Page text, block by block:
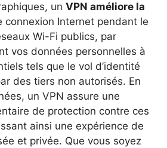
un VPN améliore la
connexion Internet pendant le
Wi-Fi publics, par
vos données personnelles à
tels que le vol d’identité
des tiers non autorisés. En
un VPN assure une
de protection contre ces
ainsi une expérience de
et privée. Que vous soyez